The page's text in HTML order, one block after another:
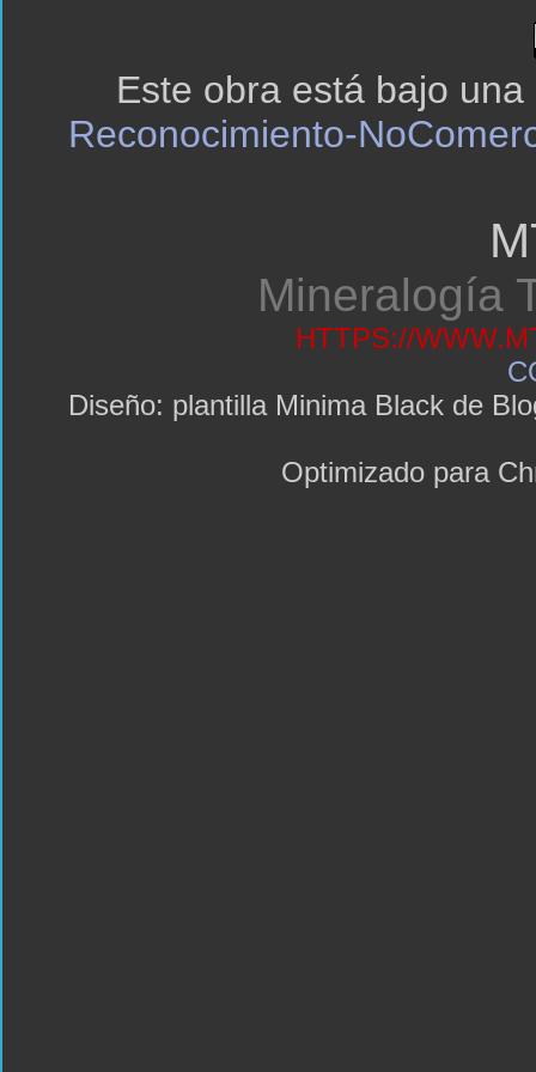
Este obra está bajo una
Reconocimiento-
Mineralogía
HTTPS://
Diseño: plantilla Minima Black de
Optimizado para